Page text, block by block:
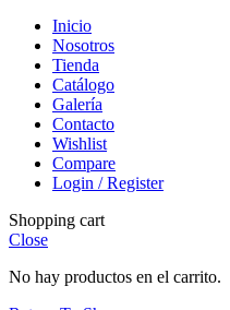
Inicio
Nosotros
Tienda
Catálogo
Galería
Contacto
Wishlist
Compare
Login / Register
Shopping cart
Close
No hay productos en el carrito.